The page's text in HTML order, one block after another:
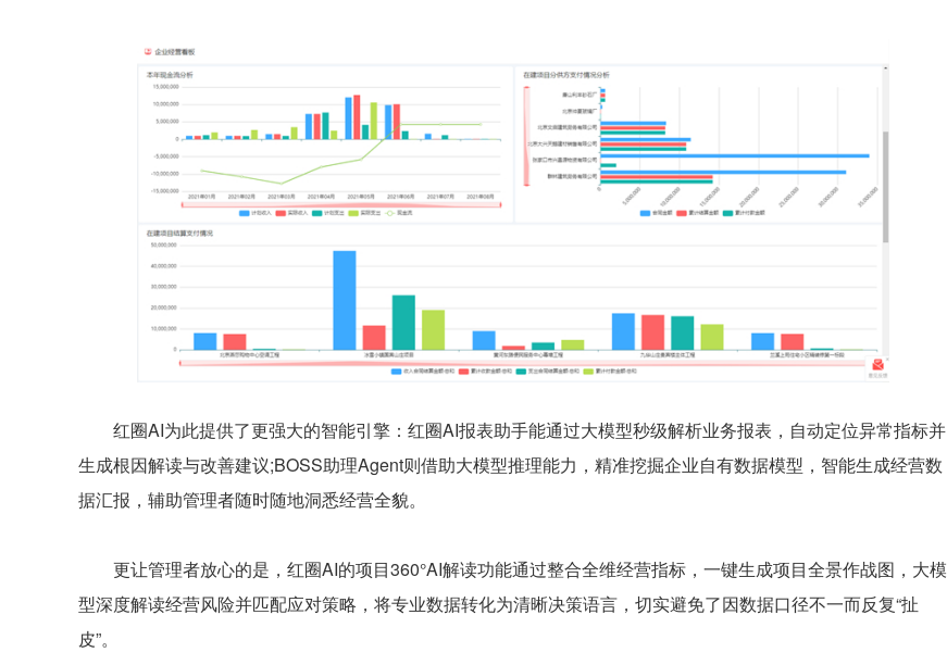
红圈AI为此提供了更强大的智能引擎：红圈AI报表助手能通过大模型秒级解析业务报表，自动定位异常指标并
生成根因解读与改善建议;BOSS助理Agent则借助大模型推理能力，精准挖掘企业自有数据模型，智能生成经营数
据汇报，辅助管理者随时随地洞悉经营全貌。
更让管理者放心的是，红圈AI的项目360°AI解读功能通过整合全维经营指标，一键生成项目全景作战图，大模
型深度解读经营风险并匹配应对策略，将专业数据转化为清晰决策语言，切实避免了因数据口径不一而反复“扯
皮”。